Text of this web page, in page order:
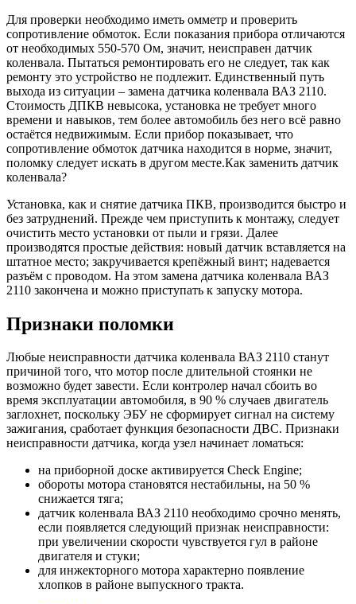
Для проверки необходимо иметь омметр и проверить
сопротивление обмоток. Если показания прибора отличаются
от необходимых 550-570 Ом, значит, неисправен датчик
коленвала. Пытаться ремонтировать его не следует, так как
ремонту это устройство не подлежит. Единственный путь
выхода из ситуации – замена датчика коленвала ВАЗ 2110.
Стоимость ДПКВ невысока, установка не требует много
времени и навыков, тем более автомобиль без него всё равно
остаётся недвижимым. Если прибор показывает, что
сопротивление обмоток датчика находится в норме, значит,
поломку следует искать в другом месте.Как заменить датчик
коленвала?
Установка, как и снятие датчика ПКВ, производится быстро и
без затруднений. Прежде чем приступить к монтажу, следует
очистить место установки от пыли и грязи. Далее
производятся простые действия: новый датчик вставляется на
штатное место; закручивается крепёжный винт; надевается
разъём с проводом. На этом замена датчика коленвала ВАЗ
2110 закончена и можно приступать к запуску мотора.
Признаки поломки
Любые неисправности датчика коленвала ВАЗ 2110 станут
причиной того, что мотор после длительной стоянки не
возможно будет завести. Если контролер начал сбоить во
время эксплуатации автомобиля, в 90 % случаев двигатель
заглохнет, поскольку ЭБУ не сформирует сигнал на систему
зажигания, сработает функция безопасности ДВС. Признаки
неисправности датчика, когда узел начинает ломаться:
на приборной доске активируется Check Engine;
обороты мотора становятся нестабильны, на 50 %
снижается тяга;
датчик коленвала ВАЗ 2110 необходимо срочно менять,
если появляется следующий признак неисправности:
при увеличении скорости чувствуется гул в районе
двигателя и стуки;
для инжекторного мотора характерно появление
хлопков в районе выпускного тракта.